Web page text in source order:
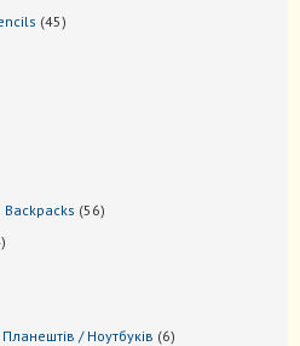
4545
Backpacks 5656
4
/ Ноутбуків 66